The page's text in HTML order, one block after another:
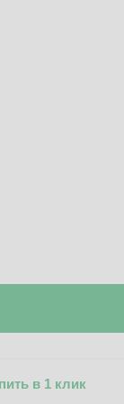
в 1 клик